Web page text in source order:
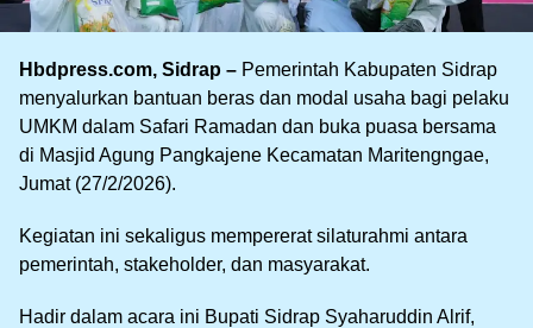
Hbdpress.com, Sidrap – Pemerintah Kabupaten Sidrap
menyalurkan bantuan beras dan modal usaha bagi pelaku
UMKM dalam Safari Ramadan dan buka puasa bersama
di Masjid Agung Pangkajene Kecamatan Maritengngae,
Jumat (27/2/2026).
Kegiatan ini sekaligus mempererat silaturahmi antara
pemerintah, stakeholder, dan masyarakat.
Hadir dalam acara ini Bupati Sidrap Syaharuddin Alrif,